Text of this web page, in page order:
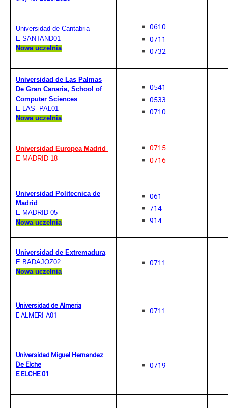
Universidad de Cantabria
E SANTAND01
Nowa uczelnia
0610
0711
0732
Universidad de Las Palmas
De Gran Canaria, School of
Computer Sciences
E LAS--PAL01
Nowa uczelnia
0541
0533
0710
Universidad Europea Madrid
E MADRID 18
0715
0716
Universidad Politecnica de
Madrid
E MADRID 05
Nowa uczelnia
061
714
914
Universidad de Extremadura
E BADAJOZ02
Nowa uczelnia
0711
Universidad de Almeria
E ALMERI-A01
0711
Universidad Miguel Hernandez
De Elche
E ELCHE 01
0719